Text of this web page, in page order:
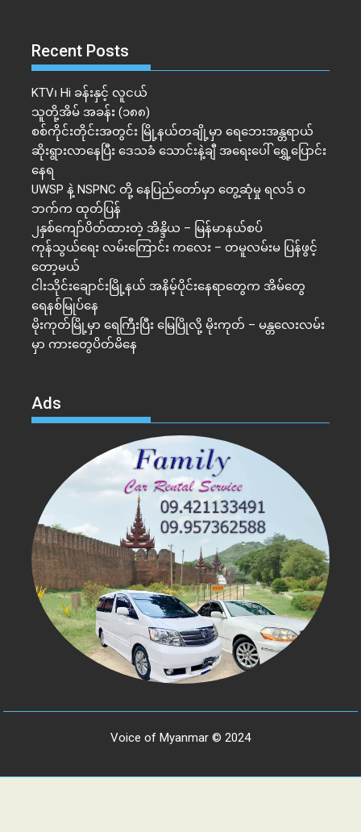
Recent Posts
KTV၊ Hi ခန်းနှင့် လူငယ်
သူတို့အိမ် အခန်း (၁၈၈)
စစ်ကိုင်းတိုင်းအတွင်း မြို့နယ်တချို့မှာ ရေဘေးအန္တရာယ်
ဆိုးရွားလာနေပြီး ဒေသခံ သောင်းနဲ့ချီ အရေးပေါ် ရွှေ့ပြောင်း
နေရ
UWSP နဲ့ NSPNC တို့ နေပြည်တော်မှာ တွေ့ဆုံမှု ရလဒ် ဝ
ဘက်က ထုတ်ပြန်
၂နှစ်​ကျော်ပိတ်ထားတဲ့ အိန္ဒိယ – မြန်မာနယ်စပ်
ကုန်သွယ်ရေး လမ်းကြောင်း ကလေး – တမူလမ်းမ ပြန်ဖွင့်
တော့မယ်
ငါးသိုင်းချောင်းမြို့နယ် အနိမ့်ပိုင်းနေရာတွေက အိမ်​တွေ
ရေနစ်မြုပ်နေ
မိုးကုတ်မြို့မှာ ရေကြီးပြီး မြေပြိုလို့ မိုးကုတ် – မန္တလေးလမ်း
မှာ ကားတွေပိတ်မိနေ
Ads
Voice of Myanmar © 2024